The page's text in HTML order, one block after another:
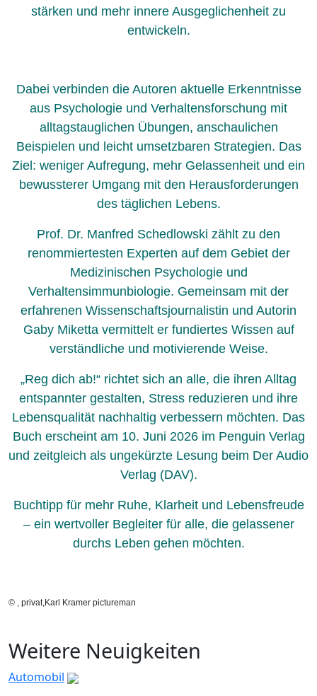
stärken und mehr innere Ausgeglichenheit zu
entwickeln.
Dabei verbinden die Autoren aktuelle Erkenntnisse
aus Psychologie und Verhaltensforschung mit
alltagstauglichen Übungen, anschaulichen
Beispielen und leicht umsetzbaren Strategien. Das
Ziel: weniger Aufregung, mehr Gelassenheit und ein
bewussterer Umgang mit den Herausforderungen
des täglichen Lebens.
Prof. Dr. Manfred Schedlowski zählt zu den
renommiertesten Experten auf dem Gebiet der
Medizinischen Psychologie und
Verhaltensimmunbiologie. Gemeinsam mit der
erfahrenen Wissenschaftsjournalistin und Autorin
Gaby Miketta vermittelt er fundiertes Wissen auf
verständliche und motivierende Weise.
„Reg dich ab!“ richtet sich an alle, die ihren Alltag
entspannter gestalten, Stress reduzieren und ihre
Lebensqualität nachhaltig verbessern möchten. Das
Buch erscheint am 10. Juni 2026 im Penguin Verlag
und zeitgleich als ungekürzte Lesung beim Der Audio
Verlag (DAV).
Buchtipp für mehr Ruhe, Klarheit und Lebensfreude
– ein wertvoller Begleiter für alle, die gelassener
durchs Leben gehen möchten.
© , privat,Karl Kramer pictureman
Weitere Neuigkeiten
Automobil